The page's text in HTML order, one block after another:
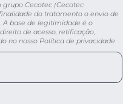
grupo Cecotec (Cecotec
finalidade do tratamento o envio de
A base de legitimidade é o
de acesso, retificação,
no nosso Política de privacidade